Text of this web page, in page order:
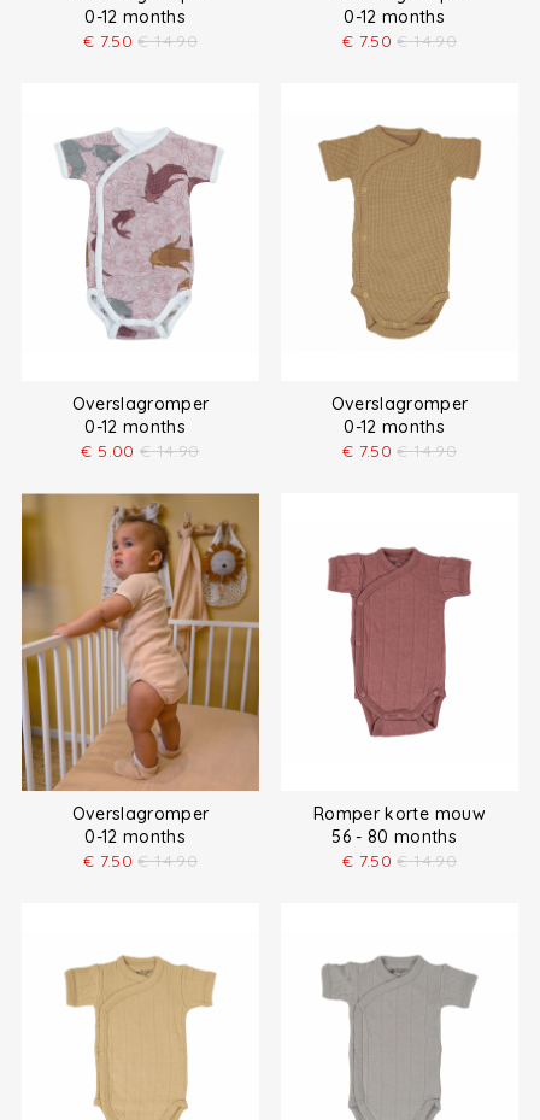
0-12 months
€ 7.50 € 14.90
0-12 months
€ 7.50 € 14.90
Overslagromper
0-12 months
€ 5.00 € 14.90
Overslagromper
0-12 months
€ 7.50 € 14.90
Overslagromper
0-12 months
€ 7.50 € 14.90
Romper korte mouw
56 - 80 months
€ 7.50 € 14.90